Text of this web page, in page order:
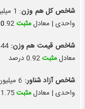
شاخص کل هم وزن: 1 میلیون و 337 هزار و 479 واحد |
واحدی | معادلمثبت 0.92 درصد
شاخص قیمت هم وزن: 644 هزار و 860 واحد |
معادلمثبت0.92 درصد
شاخص آزاد شناور:
واحدی | معادلمثبت1.75 درصد